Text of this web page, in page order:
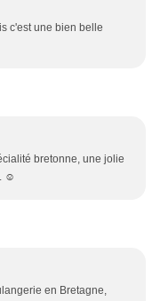
c'est une bien belle
bretonne, une jolie
☺
en Bretagne,